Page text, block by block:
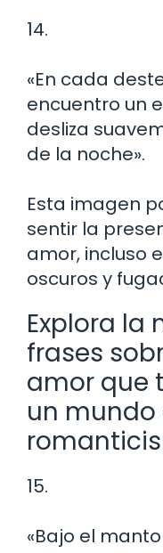
14.
«En cada
encuentro un
desliza
de la noche».
Esta imagen
sentir la
amor, incluso
oscuros y
Explora la
frases
amor que
un mundo
15.
«Bajo el